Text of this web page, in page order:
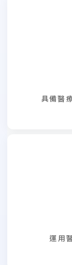
具備醫
運用